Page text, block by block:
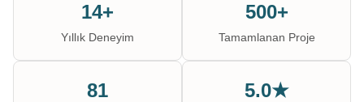
14+
Yıllık Deneyim
500+
Tamamlanan Proje
81 5.0★